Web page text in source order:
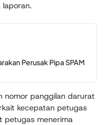
Perusak Pipa SPAM
nomor panggilan darurat
kecepatan petugas
petugas menerima